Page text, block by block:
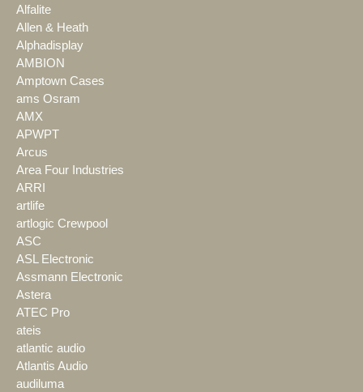
Alfalite
Allen & Heath
Alphadisplay
AMBION
Amptown Cases
ams Osram
AMX
APWPT
Arcus
Area Four Industries
ARRI
artlife
artlogic Crewpool
ASC
ASL Electronic
Assmann Electronic
Astera
ATEC Pro
ateis
atlantic audio
Atlantis Audio
audiluma